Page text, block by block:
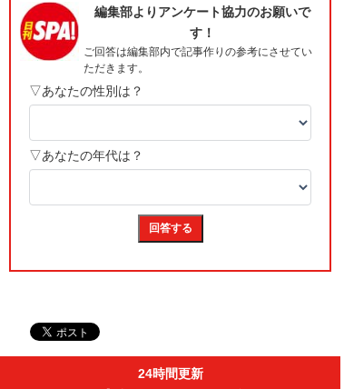
24時間更新